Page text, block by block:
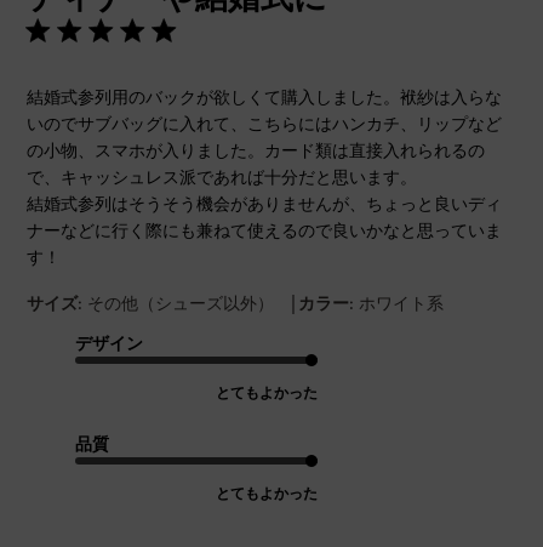
結婚式参列用のバックが欲しくて購入しました。袱紗は入らな
いのでサブバッグに入れて、こちらにはハンカチ、リップなど
の小物、スマホが入りました。カード類は直接入れられるの
で、キャッシュレス派であれば十分だと思います。
結婚式参列はそうそう機会がありませんが、ちょっと良いディ
ナーなどに行く際にも兼ねて使えるので良いかなと思っていま
す！
サイズ: その他（シューズ以外） | カラー: ホワイト系
デザイン
とてもよかった
品質
とてもよかった